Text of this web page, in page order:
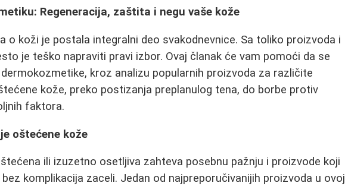
Regeneracija, zaštita i negu vaše kože
o koži je postala integralni deo svakodnevnice. Sa toliko proizvoda i
je teško napraviti pravi izbor. Ovaj članak će vam pomoći da se
kroz analizu popularnih proizvoda za različite
kože, preko postizanja preplanulog tena, do borbe protiv
faktora.
oštećene kože
ili izuzetno osetljiva zahteva posebnu pažnju i proizvode koji
komplikacija zaceli. Jedan od najpreporučivanijih proizvoda u ovoj